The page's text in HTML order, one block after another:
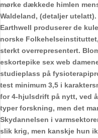
mørke dækkede himlen
Waldeland, (detaljer
Earthwell produserer de
norske
sterkt overrepresentert.
eskortepike sex web
studieplass på
test minimum 3,5 i
for 4-hjulsdrift på nytt, ved
typer forskning, men det
Skydannelsen i
slik krig, men kanskje hun